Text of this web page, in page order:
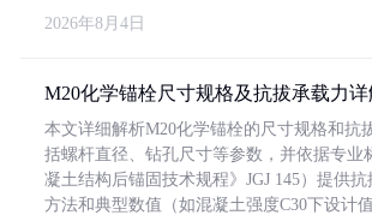
2026年8月4日
M20化学锚栓尺寸规格及抗拔承载力详
本文详细解析M20化学锚栓的尺寸规格和抗
括螺杆直径、钻孔尺寸等参数，并依据专业
凝土结构后锚固技术规程》JGJ 145）提供
方法和典型数值（如混凝土强度C30下设计值